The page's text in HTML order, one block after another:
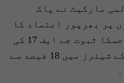
مارکیٹ نے پاک
پر بھرپور اعتماد کا
اظہار بھی کیا ہے جسکا ثبوت جے ایف 17 کی
طیارہ ساز کمپنی کے شیئرز میں 18 فیصد سے